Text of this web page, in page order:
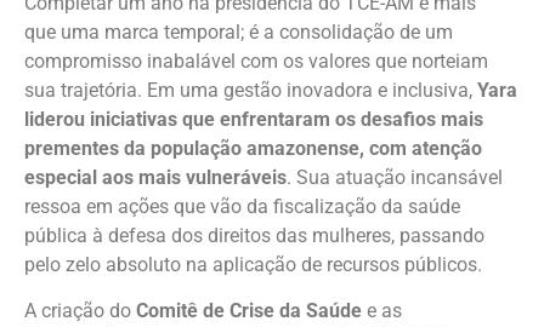
que uma marca temporal; é a consolidação de um
compromisso inabalável com os valores que norteiam
sua trajetória. Em uma gestão inovadora e inclusiva, Yara
liderou iniciativas que enfrentaram os desafios mais
prementes da população amazonense, com atenção
especial aos mais vulneráveis. Sua atuação incansável
ressoa em ações que vão da fiscalização da saúde
pública à defesa dos direitos das mulheres, passando
pelo zelo absoluto na aplicação de recursos públicos.
A criação do Comitê de Crise da Saúde e as